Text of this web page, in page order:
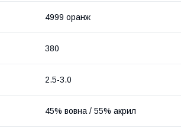
4999 оранж
380
2.5-3.0
45% вовна / 55% акрил